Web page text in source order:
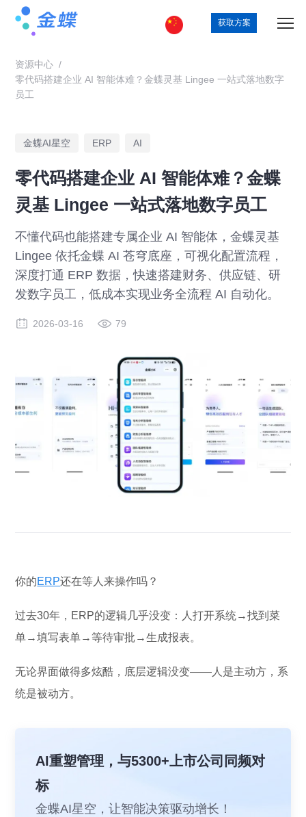
获取方案
资源中心 /
零代码搭建企业 AI 智能体难？金蝶灵基 Lingee 一站式落地数字
员工
金蝶AI星空 ERP AI
零代码搭建企业 AI 智能体难？金蝶
灵基 Lingee 一站式落地数字员工
不懂代码也能搭建专属企业 AI 智能体，金蝶灵基
Lingee 依托金蝶 AI 苍穹底座，可视化配置流程，
深度打通 ERP 数据，快速搭建财务、供应链、研
发数字员工，低成本实现业务全流程 AI 自动化。
2026-03-16 79
你的ERP还在等人来操作吗？
过去30年，ERP的逻辑几乎没变：人打开系统→找到菜
单→填写表单→等待审批→生成报表。
无论界面做得多炫酷，底层逻辑没变——人是主动方，系
统是被动方。
AI重塑管理，与5300+上市公司同频对
标
金蝶AI星空，让智能决策驱动增长！